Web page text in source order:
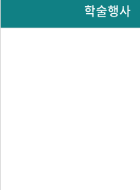
학술행사